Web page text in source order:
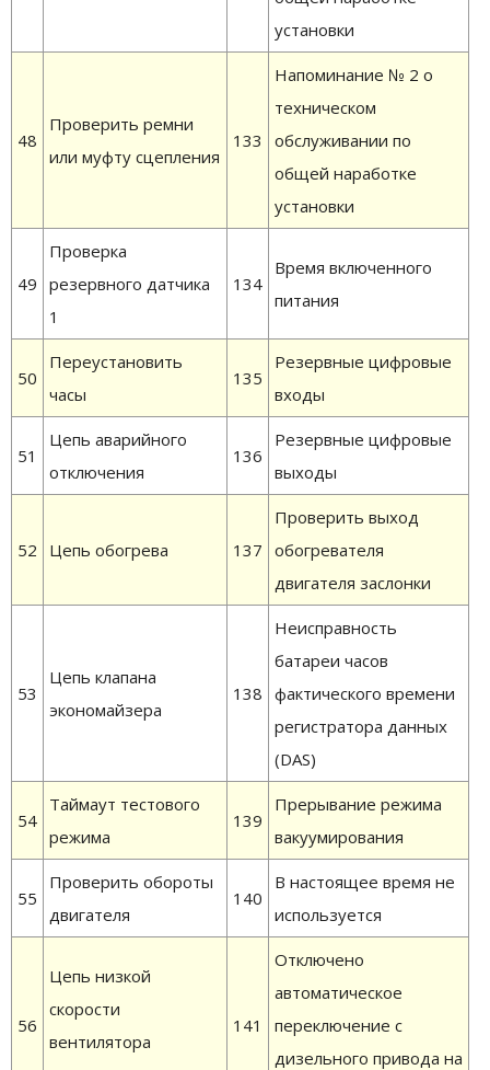
установки
48
Проверить ремни
или муфту сцепления
133
Напоминание № 2 о
техническом
обслуживании по
общей наработке
установки
49
Проверка
резервного датчика
1
134
Время включенного
питания
50
Переустановить
часы
135
Резервные цифровые
входы
51
Цепь аварийного
отключения
136
Резервные цифровые
выходы
52 Цепь обогрева 137
Проверить выход
обогревателя
двигателя заслонки
53
Цепь клапана
экономайзера
138
Неисправность
батареи часов
фактического времени
регистратора данных
(DAS)
54
Таймаут тестового
режима
139
Прерывание режима
вакуумирования
55
Проверить обороты
двигателя
140
В настоящее время не
используется
56
Цепь низкой
скорости
вентилятора
141
Отключено
автоматическое
переключение с
дизельного привода на